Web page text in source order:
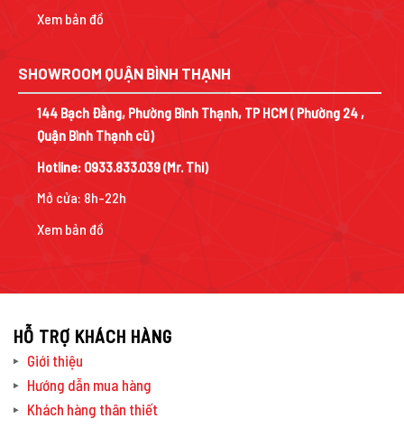
Xem bản đồ
SHOWROOM QUẬN BÌNH THẠNH
144 Bạch Đằng, Phường Bình Thạnh, TP HCM ( Phường 24 ,
Quận Bình Thạnh cũ)
Hotline: 0933.833.039(Mr. Thi)
Mở cửa: 8h-22h
Xem bản đồ
HỖ TRỢ KHÁCH HÀNG
Giới thiệu
Hướng dẫn mua hàng
Khách hàng thân thiết